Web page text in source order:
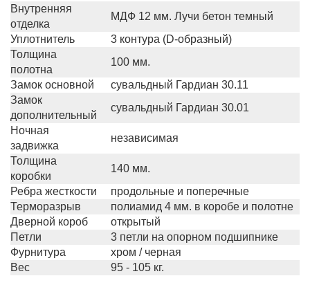
Внутренняя
отделка
МДФ 12 мм. Лучи бетон темный
Уплотнитель
3 контура (D-образный)
Толщина
полотна
100 мм.
Замок основной
сувальдный Гардиан 30.11
Замок
дополнительный
сувальдный Гардиан 30.01
Ночная
задвижка
независимая
Толщина
коробки
140 мм.
Ребра жесткости
продольные и поперечные
Терморазрыв
полиамид 4 мм. в коробе и полотне
Дверной короб
открытый
Петли
3 петли на опорном подшипнике
Фурнитура
хром / черная
Вес
95 - 105 кг.